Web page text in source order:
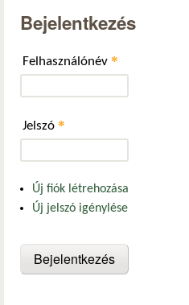
Bejelentkezés
Felhasználónév *
Jelszó *
Új fiók létrehozása
Új jelszó igénylése